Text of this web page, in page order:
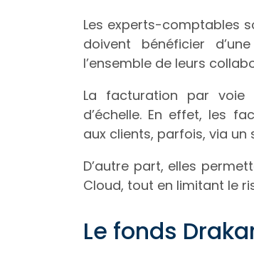
Les experts-comptables
doivent bénéficier
l’ensemble de leurs
La facturation par voie
d’échelle. En effet, les
aux clients, parfois, via un
D’autre part, elles
Cloud, tout en limitant le
Le fonds